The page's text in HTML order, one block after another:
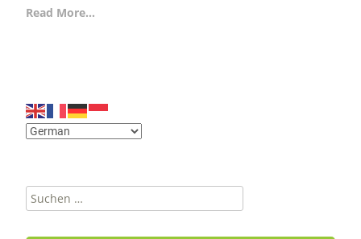
Read More…
Suchen
nach: